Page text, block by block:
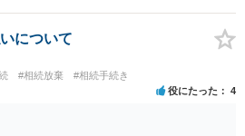
ますが) ただ、葬儀費用ならいくらでもよ
相応の、社会的儀式として当然認められ
た方がよいです。 もし、相続人の皆さん
なく、質素な葬儀を行った費用であれ
純承認と認められない可能性が高いの
について
#相続放棄 #相続手続き
役にたった 4